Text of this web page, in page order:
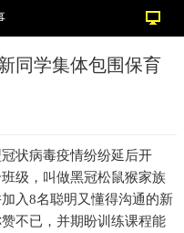
同学集体包围保育
状病毒疫情纷纷延后开
级，叫做黑冠松鼠猴家族
入8名聪明又懂得沟通的新
不已，并期盼训练课程能